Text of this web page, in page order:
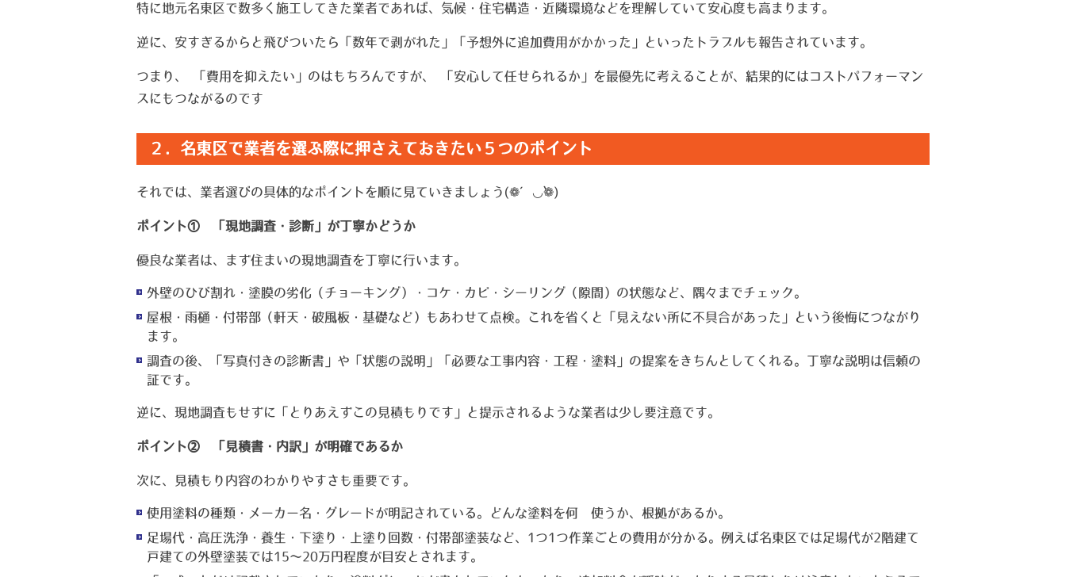
特に地元名東区で数多く施工してきた業者であれば、気候・住宅構造・近隣環境などを理解していて安心度も高まります。
逆に、安すぎるからと飛びついたら「数年で剥がれた」「予想外に追加費用がかかった」といったトラブルも報告されています。
つまり、 「費用を抑えたい」のはもちろんですが、 「安心して任せられるか」を最優先に考えることが、結果的にはコストパフォーマン
スにもつながるのです
２．名東区で業者を選ぶ際に押さえておきたい５つのポイント
それでは、業者選びの具体的なポイントを順に見ていきましょう(❁´◡`❁)
ポイント① 「現地調査・診断」が丁寧かどうか
優良な業者は、まず住まいの現地調査を丁寧に行います。
外壁のひび割れ・塗膜の劣化（チョーキング）・コケ・カビ・シーリング（隙間）の状態など、隅々までチェック。
屋根・雨樋・付帯部（軒天・破風板・基礎など）もあわせて点検。これを省くと「見えない所に不具合があった」という後悔につながり
ます。
調査の後、「写真付きの診断書」や「状態の説明」「必要な工事内容・工程・塗料」の提案をきちんとしてくれる。丁寧な説明は信頼の
証です。
逆に、現地調査もせずに「とりあえずこの見積もりです」と提示されるような業者は少し要注意です。
ポイント② 「見積書・内訳」が明確であるか
次に、見積もり内容のわかりやすさも重要です。
使用塗料の種類・メーカー名・グレードが明記されている。どんな塗料を何㎡使うか、根拠があるか。
足場代・高圧洗浄・養生・下塗り・上塗り回数・付帯部塗装など、1つ1つ作業ごとの費用が分かる。例えば名東区では足場代が2階建て
戸建ての外壁塗装では15〜20万円程度が目安とされます。